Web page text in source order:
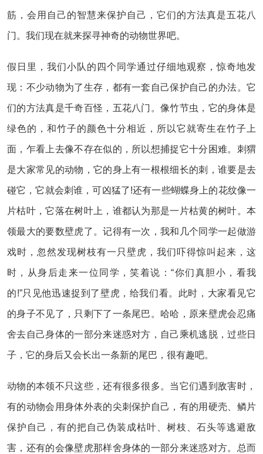
筋，会用自己的智慧来保护自己，它们的方法真是五花八
门。我们现在就来探寻神奇的动物世界吧。
假日里，我们小队的四个同学通过仔细地观察，惊奇地发
现：不少动物为了生存，都有一套自己保护自己的办法。它
们的方法真是千奇百怪，五花八门。像竹节虫，它的身体是
绿色的，和竹子的颜色十分相近，所以它就寄生在竹子上
面，乍看上去像不存在似的，所以想捕捉它十分困难。刺猬
是大家常见的动物，它的身上有一根根细长的刺，谁要是去
碰它，它就会刺谁，可凶猛了!还有一些蝴蝶身上的花纹像一
片枯叶，它落在树叶上，谁都认为那是一片枯黄的树叶。本
领最大的要数壁虎了。记得有一次，我和几个同学一起做游
戏时，忽然发现树枝有一只壁虎，我们吓得惊叫起来，这
时，从身后走来一位同学，笑着说：“你们真胆小，看我
的!”只见他迅速捉到了壁虎，给我们看。此时，大家看见它
的身子不见了，只剩下了一条尾巴。哈哈，原来壁虎会忍痛
舍去自己身体的一部分来迷惑对方，自己乘机逃脱，过些日
子，它的身后又会长出一条新的尾巴，很有趣吧。
动物的本领不只这些，还有很多很多。当它们遇到敌害时，
有的动物会用身体外表的尖刺保护自己，有的用硬壳、鳞片
保护自己，有的把自己伪装成枯叶、树枝、石头等逃避敌
害，还有的会像壁虎那样舍身体的一部分来迷惑对方。总而